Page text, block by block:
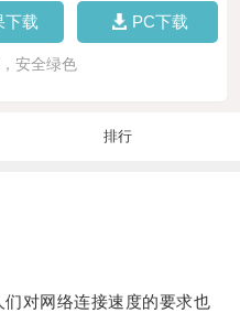
下载 PC下载
安全绿色
排行
对网络连接速度的要求也